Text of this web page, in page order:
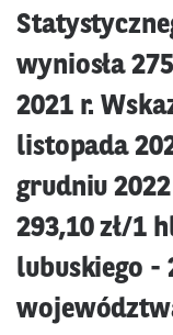
wyniosła
2021 r.
listopada
grudniu
293,10 zł/1
lubuskiego -